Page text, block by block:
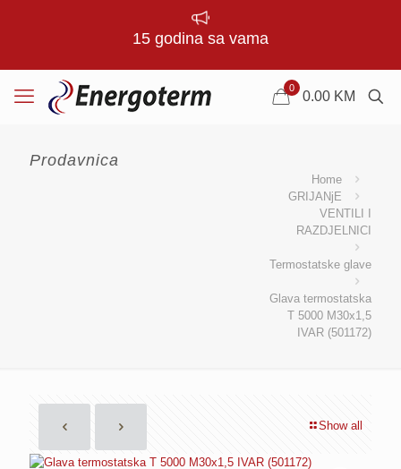
15 godina sa vama
0
0.00 KM
Prodavnica
Home
GRIJANjE
VENTILI I
RAZDJELNICI
Termostatske glave
Glava termostatska
T 5000 M30x1,5
IVAR (501172)
Show all